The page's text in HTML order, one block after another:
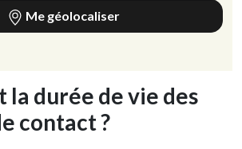
Me géolocaliser
la durée de vie des
contact ?